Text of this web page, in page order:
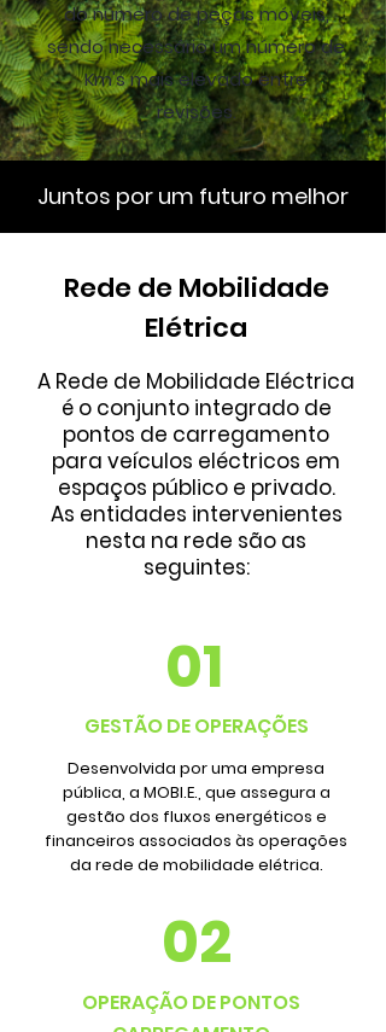
do número de peças móveis,
sendo necessário um número de
Km's mais elevado entre
revisões.
Juntos por um futuro melhor
Rede de Mobilidade
Elétrica
01
GESTÃO DE OPERAÇÕES
Desenvolvida por uma empresa
pública, a MOBI.E., que assegura a
gestão dos fluxos energéticos e
financeiros associados às operações
da rede de mobilidade elétrica.
02
OPERAÇÃO DE PONTOS
A Rede de Mobilidade Eléctrica
é o conjunto integrado de
pontos de carregamento
para veículos eléctricos em
espaços público e privado.
As entidades intervenientes
nesta na rede são as
seguintes: